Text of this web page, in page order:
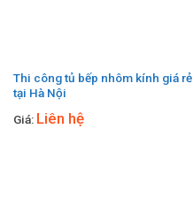
Thi công tủ bếp nhôm kính giá rẻ
tại Hà Nội
Giá: Liên hệ